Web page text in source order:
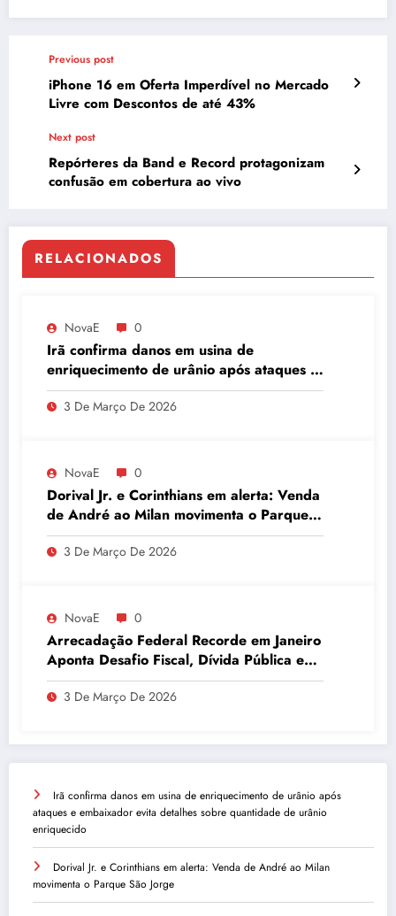
Previous post
iPhone 16 em Oferta Imperdível no Mercado
Livre com Descontos de até 43%
Next post
Repórteres da Band e Record protagonizam
confusão em cobertura ao vivo
RELACIONADOS
NovaE 0
Irã confirma danos em usina de
enriquecimento de urânio após ataques e
embaixador evita detalhes sobre
quantidade de urânio enriquecido
3 De Março De 2026
NovaE 0
Dorival Jr. e Corinthians em alerta: Venda
de André ao Milan movimenta o Parque
São Jorge
3 De Março De 2026
NovaE 0
Arrecadação Federal Recorde em Janeiro
Aponta Desafio Fiscal, Dívida Pública e
Inadimplência no Agro
3 De Março De 2026
Irã confirma danos em usina de enriquecimento de urânio após
ataques e embaixador evita detalhes sobre quantidade de urânio
enriquecido
Dorival Jr. e Corinthians em alerta: Venda de André ao Milan
movimenta o Parque São Jorge